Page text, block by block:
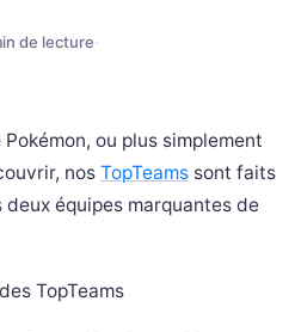
de lecture·
ou plus simplement
nos TopTeams sont faits
équipes marquantes de